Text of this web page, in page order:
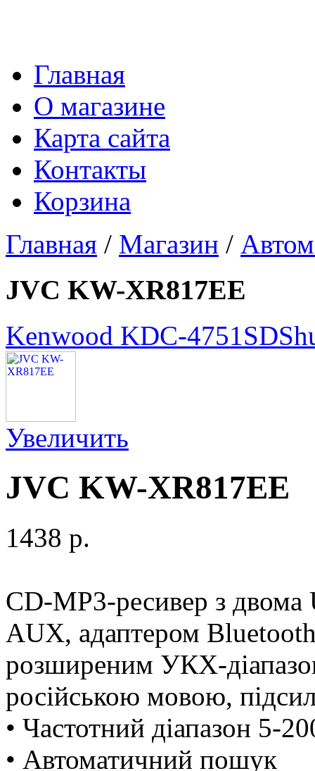
Главная
О магазине
Карта сайта
Контакты
Корзина
Главная / Магазин /
JVC KW-XR817EE
Kenwood KDC-4751SD
Увеличить
JVC KW-XR817EE
1438 p.
CD-MP3-ресивер з
AUX, адаптером
розширеним УКХ-
російською мовою,
• Частотний діапазон 5-
• Автоматичний пошук